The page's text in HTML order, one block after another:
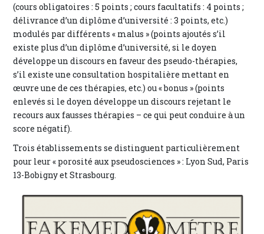
(cours obligatoires : 5 points ; cours facultatifs : 4 points ;
délivrance d’un diplôme d’université : 3 points, etc.)
modulés par différents « malus » (points ajoutés s’il
existe plus d’un diplôme d’université, si le doyen
développe un discours en faveur des pseudo-thérapies,
s’il existe une consultation hospitalière mettant en
œuvre une de ces thérapies, etc.) ou « bonus » (points
enlevés si le doyen développe un discours rejetant le
recours aux fausses thérapies – ce qui peut conduire à un
score négatif).
Trois établissements se distinguent particulièrement
pour leur « porosité aux pseudosciences » : Lyon Sud, Paris
13-Bobigny et Strasbourg.